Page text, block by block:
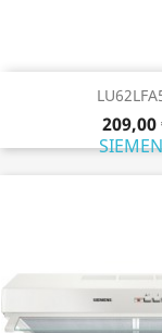
209,00